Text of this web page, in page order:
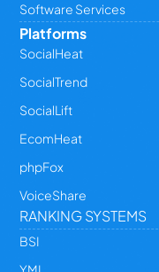
Software Services
Platforms
SocialHeat
SocialTrend
SocialLift
EcomHeat
phpFox
VoiceShare
RANKING SYSTEMS
BSI